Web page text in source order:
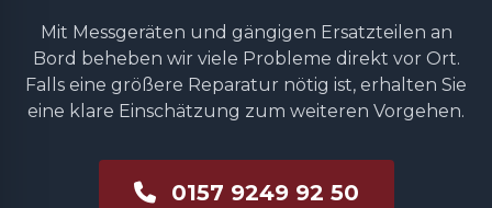
Mit Messgeräten und gängigen Ersatzteilen an
Bord beheben wir viele Probleme direkt vor Ort.
Falls eine größere Reparatur nötig ist, erhalten Sie
eine klare Einschätzung zum weiteren Vorgehen.
0157 9249 92 50